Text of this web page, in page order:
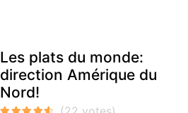
Les plats du monde:
direction Amérique du
Nord!